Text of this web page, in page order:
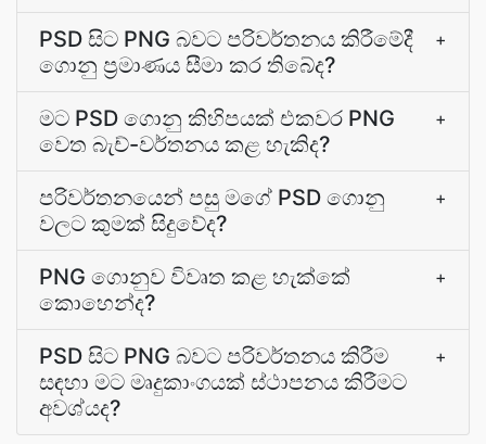
PSD සිට PNG බවට පරිවර්තනය කිරීමේදී
ගොනු ප්‍රමාණය සීමා කර තිබේද?
+
මට PSD ගොනු කිහිපයක් එකවර PNG
වෙත බැච්-වර්තනය කළ හැකිද?
+
පරිවර්තනයෙන් පසු මගේ PSD ගොනු
වලට කුමක් සිදුවේද?
+
PNG ගොනුව විවෘත කළ හැක්කේ
කොහෙන්ද?
+
PSD සිට PNG බවට පරිවර්තනය කිරීම
සඳහා මට මෘදුකාංගයක් ස්ථාපනය කිරීමට
අවශ්යද?
+